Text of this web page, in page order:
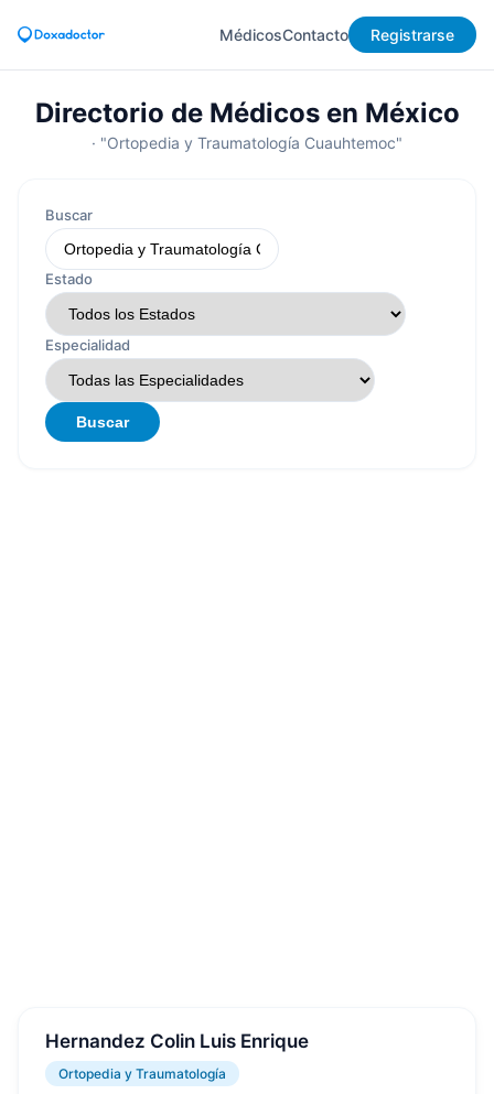
MédicosContacto Registrarse
Directorio de Médicos en México
· "Ortopedia y Traumatología Cuauhtemoc"
Buscar
Estado
Especialidad
Buscar
Hernandez Colin Luis Enrique
Ortopedia y Traumatología